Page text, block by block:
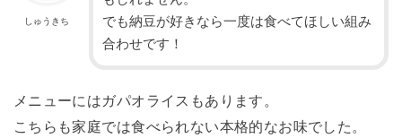
しゅうきち
でも納豆が好きなら一度は食べてほしい組み
合わせです！
メニューにはガパオライスもあります。
こちらも家庭では食べられない本格的なお味でした。